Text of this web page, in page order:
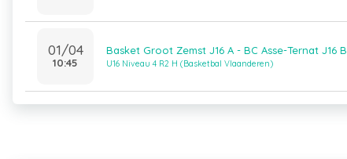
01/04
10:45
Basket Groot Zemst J16 A - BC Asse-Ternat J16 B
U16 Niveau 4 R2 H (Basketbal Vlaanderen)